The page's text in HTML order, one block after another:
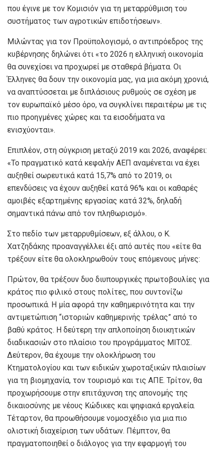
που έγινε με τον Κομισιόν για τη μεταρρύθμιση του
συστήματος των αγροτικών επιδοτήσεων».
Μιλώντας για τον Προϋπολογισμό, ο αντιπρόεδρος της
κυβέρνησης δηλώνει ότι «το 2026 η ελληνική οικονομία
θα συνεχίσει να προχωρεί με σταθερά βήματα. Οι
Έλληνες θα δουν την οικονομία μας, για μια ακόμη χρονιά,
να αναπτύσσεται με διπλάσιους ρυθμούς σε σχέση με
τον ευρωπαϊκό μέσο όρο, να συγκλίνει περαιτέρω με τις
πιο προηγμένες χώρες και τα εισοδήματα να
ενισχύονται».
Επιπλέον, στη σύγκριση μεταξύ 2019 και 2026, αναφέρει:
«Το πραγματικό κατά κεφαλήν ΑΕΠ αναμένεται να έχει
αυξηθεί σωρευτικά κατά 15,7% από το 2019, οι
επενδύσεις να έχουν αυξηθεί κατά 96% και οι καθαρές
αμοιβές εξαρτημένης εργασίας κατά 32%, δηλαδή
σημαντικά πάνω από τον πληθωρισμό».
Στο πεδίο των μεταρρυθμίσεων, εξ άλλου, ο Κ.
Χατζηδάκης προαναγγέλλει έξι από αυτές που «είτε θα
τρέξουν είτε θα ολοκληρωθούν τους επόμενους μήνες:
Πρώτον, θα τρέξουν δυο διυπουργικές πρωτοβουλίες για
κράτος πιο φιλικό στους πολίτες, που συντονίζω
προσωπικά. Η μία αφορά την καθημερινότητα και την
αντιμετώπιση “ιστοριών καθημερινής τρέλας” από το
βαθύ κράτος. Η δεύτερη την απλοποίηση διοικητικών
διαδικασιών στο πλαίσιο του προγράμματος ΜΙΤΟΣ.
Δεύτερον, θα έχουμε την ολοκλήρωση του
Κτηματολογίου και των ειδικών χωροταξικών πλαισίων
για τη βιομηχανία, τον τουρισμό και τις ΑΠΕ. Τρίτον, θα
προχωρήσουμε στην επιτάχυνση της απονομής της
δικαιοσύνης με νέους Κώδικες και ψηφιακά εργαλεία.
Τέταρτον, θα προωθήσουμε νομοσχέδιο για μια πιο
ολιστική διαχείριση των υδάτων. Πέμπτον, θα
πραγματοποιηθεί ο διάλογος για την εφαρμογή του